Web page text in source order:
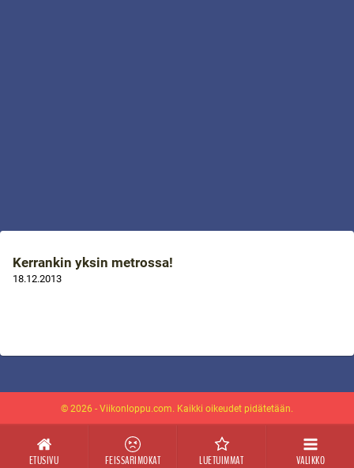
ETUSIVU FEISSARIMOKAT LUETUIMMAT VALIKKO
Kerrankin yksin metrossa!
18.12.2013
© 2026 - Viikonloppu.com. Kaikki oikeudet pidätetään.